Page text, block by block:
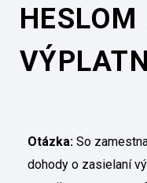
HESLOM
Otázka: So
dohody o zasielaní